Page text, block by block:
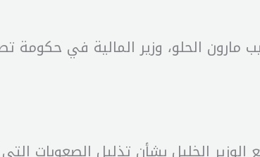
مارون الحلو، وزير المالية في
مع الوزير الخليل بشأن تذليل